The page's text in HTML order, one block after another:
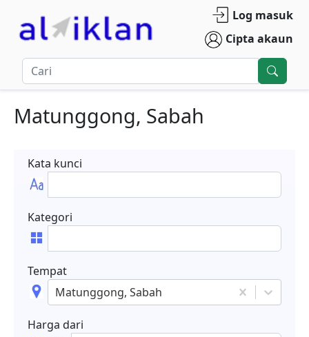
Log masuk
Cipta akaun
Matunggong, Sabah
Kata kunci
Kategori
Tempat
Matunggong, Sabah
Harga dari